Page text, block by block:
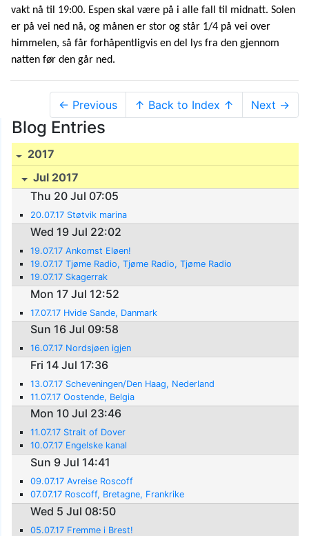
vakt nå til 19:00. Espen skal være på i alle fall til midnatt. Solen
er på vei ned nå, og månen er stor og står 1/4 på vei over
himmelen, så får forhåpentligvis en del lys fra den gjennom
natten før den går ned.
← Previous ↑ Back to Index ↑ Next →
Blog Entries
2017
Jul 2017
Thu 20 Jul 07:05
20.07.17 Støtvik marina
Wed 19 Jul 22:02
19.07.17 Ankomst Eløen!
19.07.17 Tjøme Radio, Tjøme Radio, Tjøme Radio
19.07.17 Skagerrak
Mon 17 Jul 12:52
17.07.17 Hvide Sande, Danmark
Sun 16 Jul 09:58
16.07.17 Nordsjøen igjen
Fri 14 Jul 17:36
13.07.17 Scheveningen/Den Haag, Nederland
11.07.17 Oostende, Belgia
Mon 10 Jul 23:46
11.07.17 Strait of Dover
10.07.17 Engelske kanal
Sun 9 Jul 14:41
09.07.17 Avreise Roscoff
07.07.17 Roscoff, Bretagne, Frankrike
Wed 5 Jul 08:50
05.07.17 Fremme i Brest!